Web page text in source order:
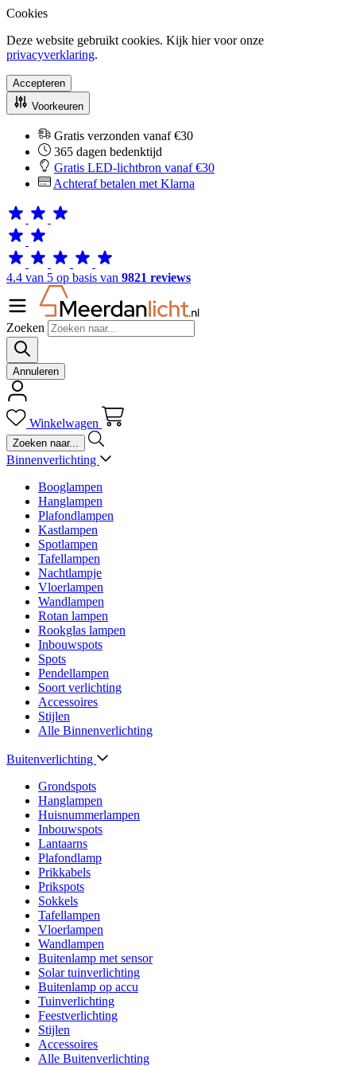
Cookies
Deze website gebruikt cookies. Kijk hier voor onze
privacyverklaring.
Accepteren
Voorkeuren
Gratis verzonden vanaf €30
365 dagen bedenktijd
Gratis LED-lichtbron vanaf €30
Achteraf betalen met Klarna
4.4 van 5 op basis van 9821 reviews
Zoeken
Annuleren
Winkelwagen
Binnenverlichting
Booglampen
Hanglampen
Plafondlampen
Kastlampen
Spotlampen
Tafellampen
Nachtlampje
Vloerlampen
Wandlampen
Rotan lampen
Rookglas lampen
Inbouwspots
Spots
Pendellampen
Soort verlichting
Accessoires
Stijlen
Alle Binnenverlichting
Buitenverlichting
Grondspots
Hanglampen
Huisnummerlampen
Inbouwspots
Lantaarns
Plafondlamp
Prikkabels
Prikspots
Sokkels
Tafellampen
Vloerlampen
Wandlampen
Buitenlamp met sensor
Solar tuinverlichting
Buitenlamp op accu
Tuinverlichting
Feestverlichting
Stijlen
Accessoires
Alle Buitenverlichting